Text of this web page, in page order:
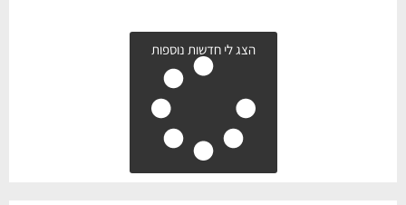
הצג לי חדשות נוספות